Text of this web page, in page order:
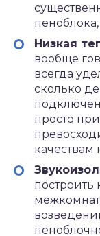
Низкая
вообще
всегда
сколько
просто
качествам
построить